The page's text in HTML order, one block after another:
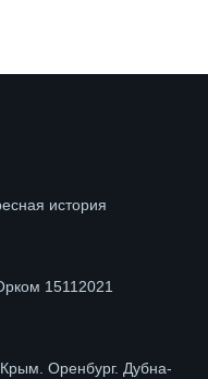
история
15112021
Оренбург. Дубна-